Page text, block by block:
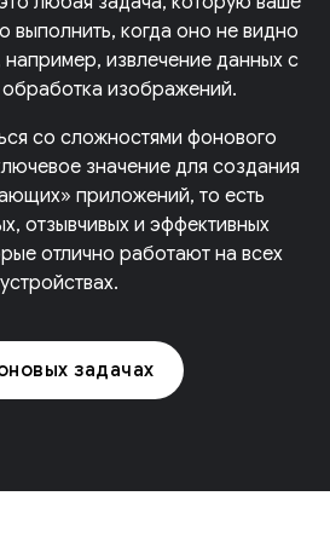
когда оно не видно
извлечение данных с
изображений.
со сложностями фонового
значение для создания
приложений, то есть
отзывчивых и эффективных
отлично работают на всех
устройствах.
задачах